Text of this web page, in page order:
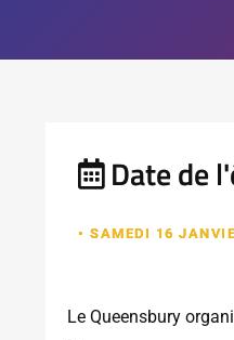
Date de
• SAMEDI 16
Le Queensbury